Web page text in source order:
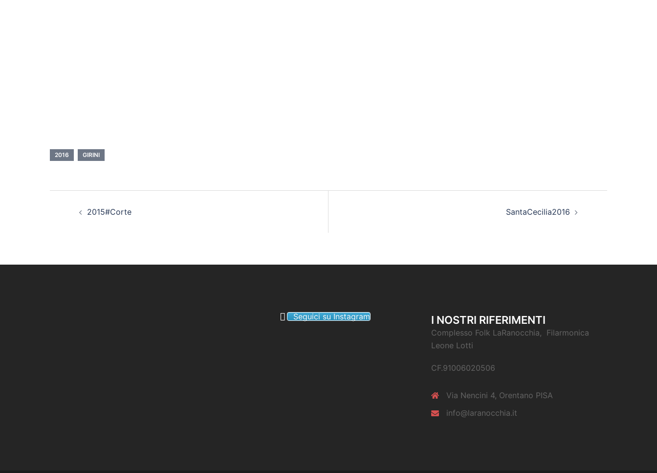
2016 GIRINI
articolo
2015#Corte SantaCecilia2016
Seguici su Instagram I NOSTRI RIFERIMENTI
Complesso Folk LaRanocchia, Filarmonica
Leone Lotti
CF.91006020506
Via Nencini 4, Orentano PISA
info@laranocchia.it